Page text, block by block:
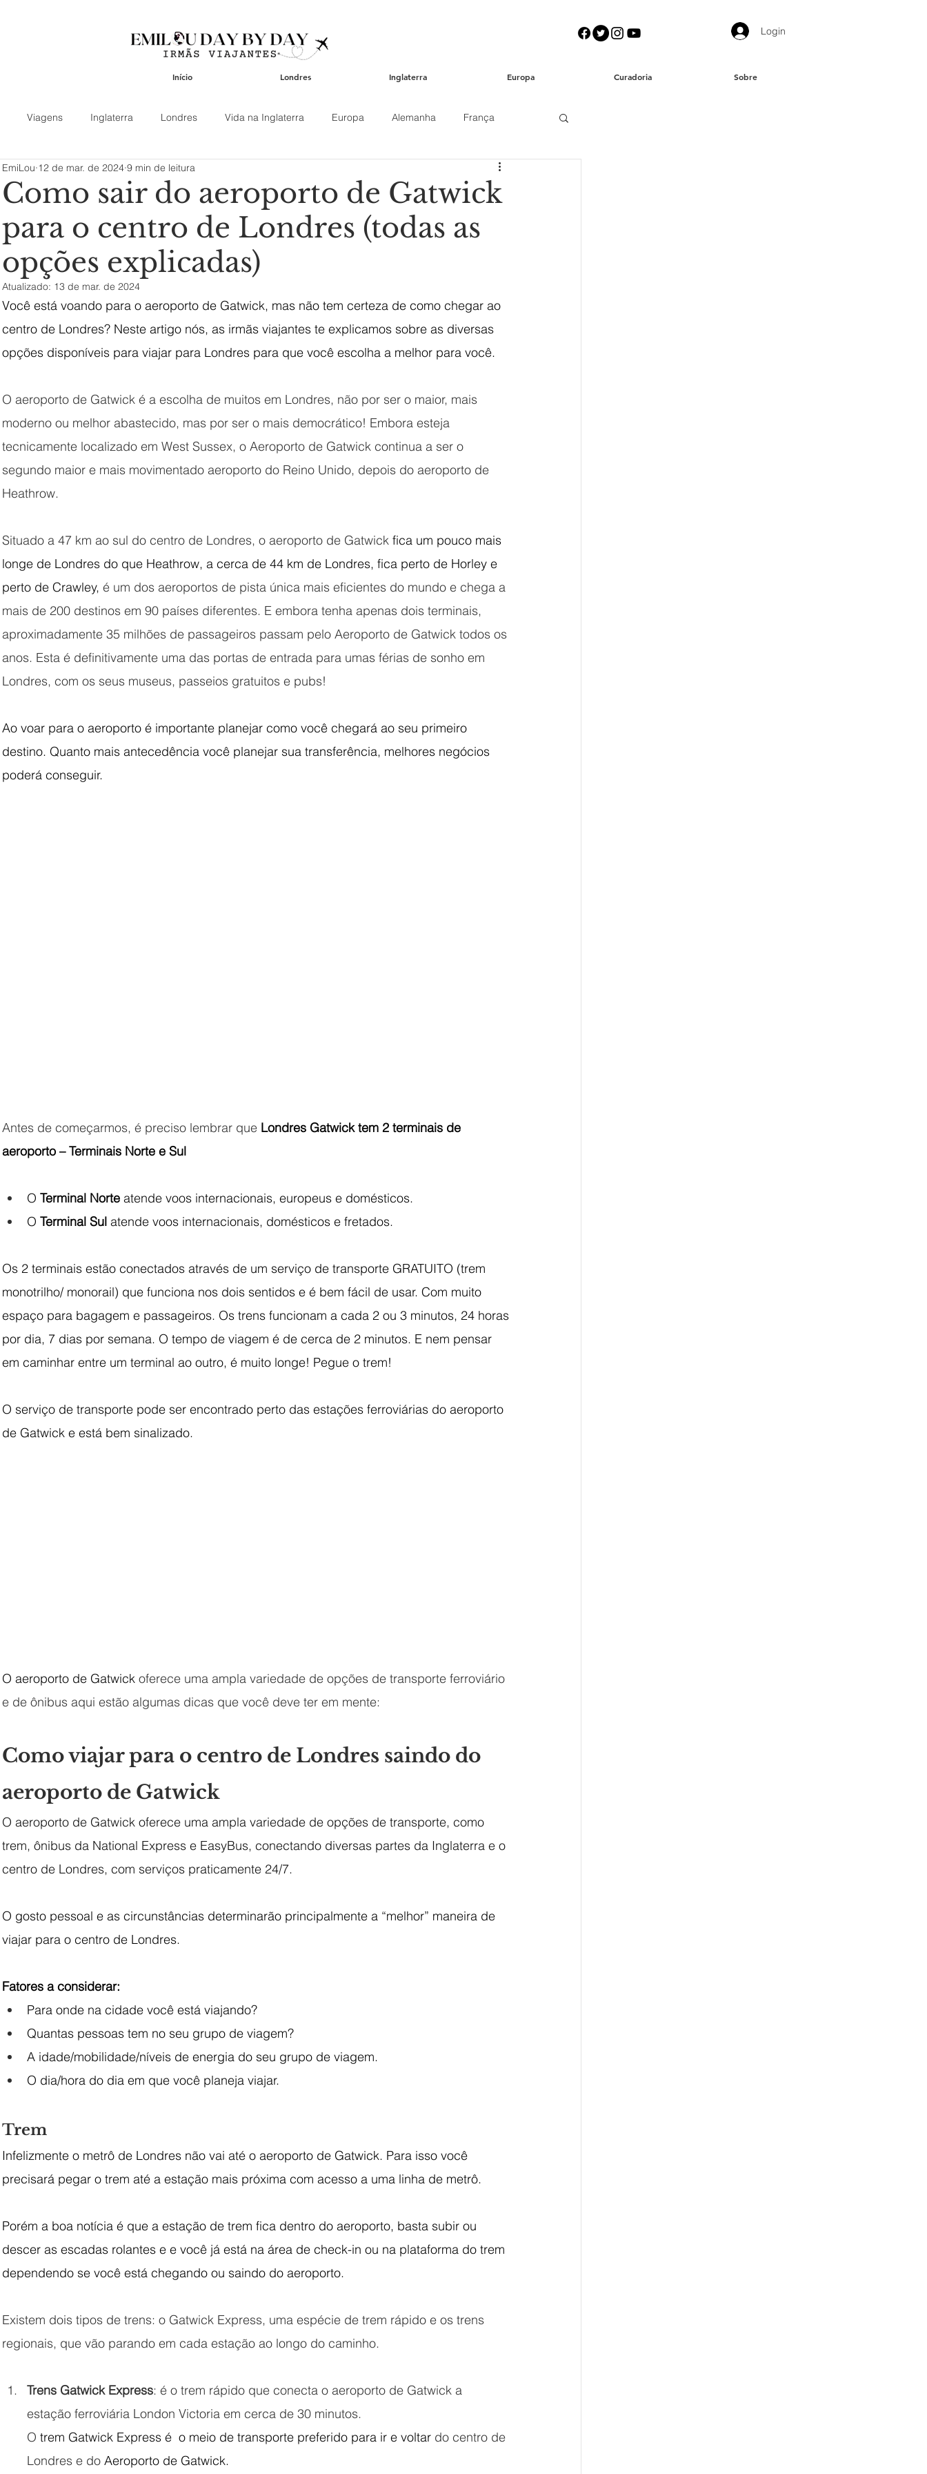
Login
Início Londres Inglaterra Europa Curadoria Sobre
Viagens Inglaterra Londres Vida na Inglaterra Europa Alemanha França
Ásia América Espanha
Cotswolds Aeroportos Atrações Turísticas Bairros Chá da tarde
e Templos Mercados
Natal na Inglaterra Bate e volta de Londres
Como sair do aeroporto de Gatwick
para o centro de Londres (todas as
opções explicadas)
EmiLou 12 de mar. de 2024 9 min de leitura
Atualizado: 13 de mar. de 2024
Você está voando para o aeroporto de Gatwick, mas não tem certeza de como chegar ao
centro de Londres? Neste artigo nós, as irmãs viajantes te explicamos sobre as diversas
opções disponíveis para viajar para Londres para que você escolha a melhor para você.
O aeroporto de Gatwick é a escolha de muitos em Londres, não por ser o maior, mais
moderno ou melhor abastecido, mas por ser o mais democrático! Embora esteja
tecnicamente localizado em West Sussex, o Aeroporto de Gatwick continua a ser o
segundo maior e mais movimentado aeroporto do Reino Unido, depois do aeroporto de
Heathrow.
Situado a 47 km ao sul do centro de Londres, o aeroporto de Gatwick fica um pouco mais
longe de Londres do que Heathrow, a cerca de 44 km de Londres, fica perto de Horley e
perto de Crawley, é um dos aeroportos de pista única mais eficientes do mundo e chega a
mais de 200 destinos em 90 países diferentes. E embora tenha apenas dois terminais,
aproximadamente 35 milhões de passageiros passam pelo Aeroporto de Gatwick todos os
anos. Esta é definitivamente uma das portas de entrada para umas férias de sonho em
Londres, com os seus museus, passeios gratuitos e pubs!
Ao voar para o aeroporto é importante planejar como você chegará ao seu primeiro
destino. Quanto mais antecedência você planejar sua transferência, melhores negócios
poderá conseguir.
Antes de começarmos, é preciso lembrar que Londres Gatwick tem 2 terminais de
aeroporto – Terminais Norte e Sul
O Terminal Norte atende voos internacionais, europeus e domésticos.
O Terminal Sul atende voos internacionais, domésticos e fretados.
Os 2 terminais estão conectados através de um serviço de transporte GRATUITO (trem
monotrilho/ monorail) que funciona nos dois sentidos e é bem fácil de usar. Com muito
espaço para bagagem e passageiros. Os trens funcionam a cada 2 ou 3 minutos, 24 horas
por dia, 7 dias por semana. O tempo de viagem é de cerca de 2 minutos. E nem pensar
em caminhar entre um terminal ao outro, é muito longe! Pegue o trem!
O serviço de transporte pode ser encontrado perto das estações ferroviárias do aeroporto
de Gatwick e está bem sinalizado.
O aeroporto de Gatwick oferece uma ampla variedade de opções de transporte ferroviário
e de ônibus aqui estão algumas dicas que você deve ter em mente:
Como viajar para o centro de Londres saindo do
aeroporto de Gatwick
O aeroporto de Gatwick oferece uma ampla variedade de opções de transporte, como
trem, ônibus da National Express e EasyBus, conectando diversas partes da Inglaterra e o
centro de Londres, com serviços praticamente 24/7.
O gosto pessoal e as circunstâncias determinarão principalmente a “melhor” maneira de
viajar para o centro de Londres.
Fatores a considerar:
Para onde na cidade você está viajando?
Quantas pessoas tem no seu grupo de viagem?
A idade/mobilidade/níveis de energia do seu grupo de viagem.
O dia/hora do dia em que você planeja viajar.
Trem
Infelizmente o metrô de Londres não vai até o aeroporto de Gatwick. Para isso você
precisará pegar o trem até a estação mais próxima com acesso a uma linha de metrô.
Porém a boa notícia é que a estação de trem fica dentro do aeroporto, basta subir ou
descer as escadas rolantes e e você já está na área de check-in ou na plataforma do trem
dependendo se você está chegando ou saindo do aeroporto.
Existem dois tipos de trens: o Gatwick Express, uma espécie de trem rápido e os trens
regionais, que vão parando em cada estação ao longo do caminho.
Trens Gatwick Express: é o trem rápido que conecta o aeroporto de Gatwick a
estação ferroviária London Victoria em cerca de 30 minutos.
O trem Gatwick Express é  o meio de transporte preferido para ir e voltar do centro de
Londres e do Aeroporto de Gatwick.